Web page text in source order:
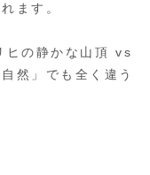
ます。
ヒの静かな山頂 vs
然」でも全く違う